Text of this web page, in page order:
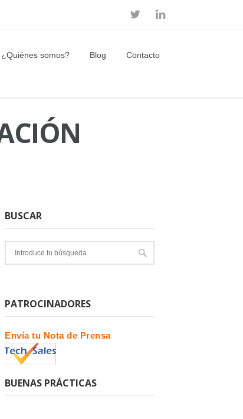
¿Quiénes somos? Blog Contacto
BUSCAR
PATROCINADORES
Envía tu Nota de Prensa
BUENAS PRÁCTICAS